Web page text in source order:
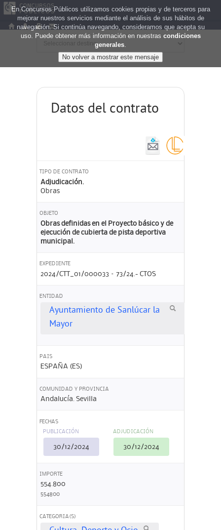
Datos del contrato
TIPO DE CONTRATO
Adjudicación.
Obras
OBJETO
Obras definidas en el Proyecto básico y de
ejecución de cubierta de pista deportiva
municipal.
EXPEDIENTE
2024/CTT_01/000033 – 73/24.- CTOS
ENTIDAD
Ayuntamiento de Sanlúcar la
Mayor
PAIS
ESPAÑA (ES)
COMUNIDAD Y PROVINCIA
Andalucía. Sevilla
FECHAS
PUBLICACIÓN
30/12/2024
ADJUDICACIÓN
30/12/2024
IMPORTE
554.800
554800
CATEGORIA(S)
En Concursos Públicos utilizamos cookies propias y de terceros para
mejorar nuestros servicios mediante el análisis de sus hábitos de
navegación. Si continúa navegando, consideramos que acepta su
uso. Puede obtener más información en nuestras condiciones
generales.